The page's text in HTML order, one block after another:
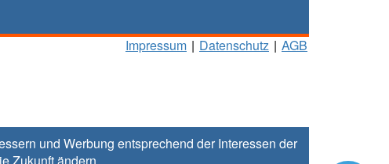
und Werbung entsprechend der Interessen der
Impressum | Datenschutz | AGB